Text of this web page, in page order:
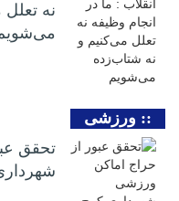
نه
:: ورزشی
تحقق